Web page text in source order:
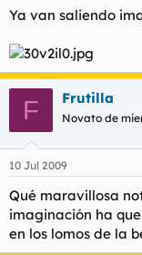
Ya van saliendo
F Frutilla
Novato de
10 Jul 2009
Qué maravillosa
imaginación ha
en los lomos de la